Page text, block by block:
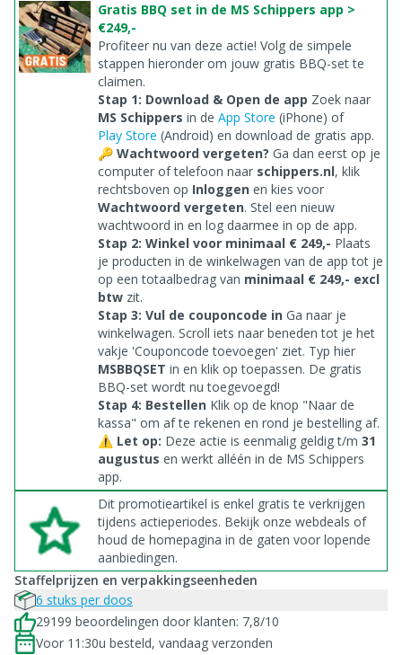
Gratis BBQ set in de MS Schippers app >
€249,-
Profiteer nu van deze actie! Volg de simpele
stappen hieronder om jouw gratis BBQ-set te
claimen.
Stap 1: Download & Open de app Zoek naar
MS Schippers in de App Store (iPhone) of
Play Store (Android) en download de gratis app.
🔑 Wachtwoord vergeten? Ga dan eerst op je
computer of telefoon naar schippers.nl, klik
rechtsboven op Inloggen en kies voor
Wachtwoord vergeten. Stel een nieuw
wachtwoord in en log daarmee in op de app.
Stap 2: Winkel voor minimaal € 249,- Plaats
je producten in de winkelwagen van de app tot je
op een totaalbedrag van minimaal € 249,- excl
btw zit.
Stap 3: Vul de couponcode in Ga naar je
winkelwagen. Scroll iets naar beneden tot je het
vakje 'Couponcode toevoegen' ziet. Typ hier
MSBBQSET in en klik op toepassen. De gratis
BBQ-set wordt nu toegevoegd!
Stap 4: Bestellen Klik op de knop "Naar de
kassa" om af te rekenen en rond je bestelling af.
⚠️ Let op: Deze actie is eenmalig geldig t/m 31
augustus en werkt alléén in de MS Schippers
app.
Dit promotieartikel is enkel gratis te verkrijgen
tijdens actieperiodes. Bekijk onze webdeals of
houd de homepagina in de gaten voor lopende
aanbiedingen.
Staffelprijzen en verpakkingseenheden
6 stuks per doos
29199 beoordelingen door klanten: 7,8/10
Voor 11:30u besteld, vandaag verzonden